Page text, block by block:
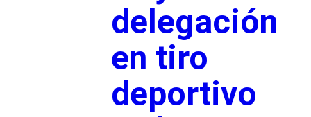
delegación
en tiro
deportivo